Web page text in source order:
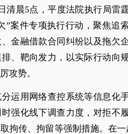
清晨5点，平度法院执行局雷
”案件专项执行行动，聚焦追
金融借款合同纠纷以及拖欠
、靶向发力，以实际行动向
攻势。
运用网络查控系统等信息化
强化线下调查力度，对拒不
拘传、拘留等强制措施。在